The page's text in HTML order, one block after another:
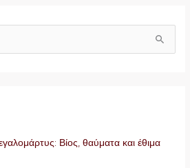
Βίος, θαύματα και έθιμα